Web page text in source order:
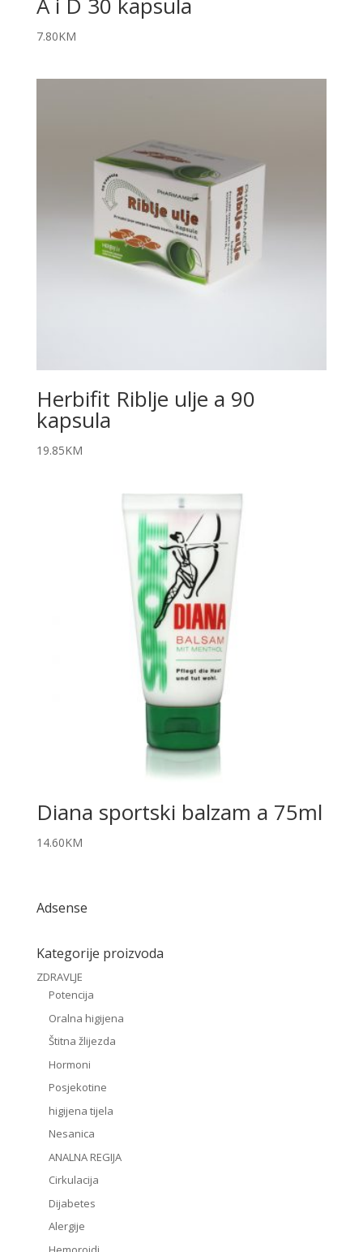
7.80KM
Herbifit Riblje ulje a 90
kapsula
19.85KM
Diana sportski balzam a 75ml
14.60KM
Adsense
Kategorije proizvoda
ZDRAVLJE
Potencija
Oralna higijena
Štitna žlijezda
Hormoni
Posjekotine
higijena tijela
Nesanica
ANALNA REGIJA
Cirkulacija
Dijabetes
Alergije